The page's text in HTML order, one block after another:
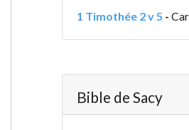
1 Timothée 2 v 5 -
Bible de Sacy